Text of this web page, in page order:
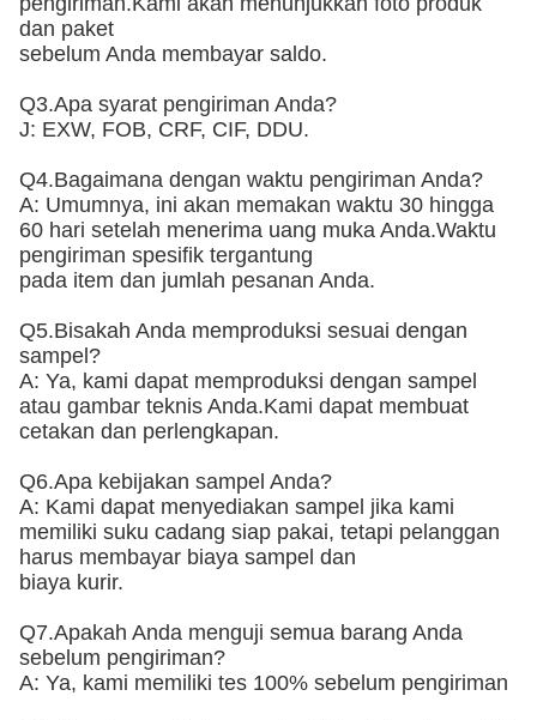
dan paket
sebelum Anda membayar saldo.
Q3.Apa syarat pengiriman Anda?
J: EXW, FOB, CRF, CIF, DDU.
Q4.Bagaimana dengan waktu pengiriman Anda?
A: Umumnya, ini akan memakan waktu 30 hingga
60 hari setelah menerima uang muka Anda.Waktu
pengiriman spesifik tergantung
pada item dan jumlah pesanan Anda.
Q5.Bisakah Anda memproduksi sesuai dengan
sampel?
A: Ya, kami dapat memproduksi dengan sampel
atau gambar teknis Anda.Kami dapat membuat
cetakan dan perlengkapan.
Q6.Apa kebijakan sampel Anda?
A: Kami dapat menyediakan sampel jika kami
memiliki suku cadang siap pakai, tetapi pelanggan
harus membayar biaya sampel dan
biaya kurir.
Q7.Apakah Anda menguji semua barang Anda
sebelum pengiriman?
A: Ya, kami memiliki tes 100% sebelum pengiriman